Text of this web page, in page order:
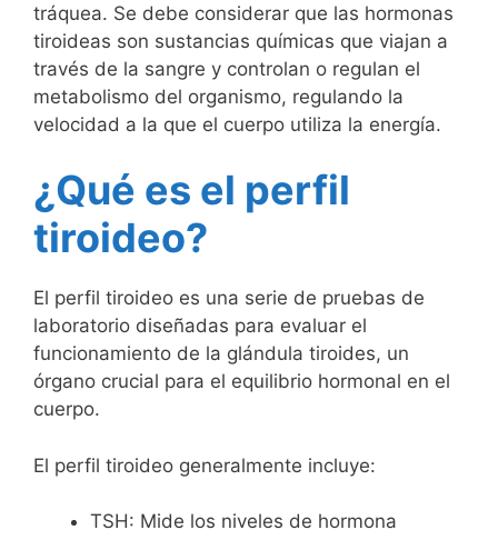
tráquea. Se debe considerar que las hormonas
tiroideas son sustancias químicas que viajan a
través de la sangre y controlan o regulan el
metabolismo del organismo, regulando la
velocidad a la que el cuerpo utiliza la energía.
¿Qué es el perfil
tiroideo?
El perfil tiroideo es una serie de pruebas de
laboratorio diseñadas para evaluar el
funcionamiento de la glándula tiroides, un
órgano crucial para el equilibrio hormonal en el
cuerpo.
El perfil tiroideo generalmente incluye:
TSH: Mide los niveles de hormona